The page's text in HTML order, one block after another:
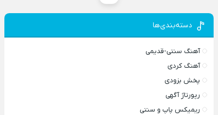
دسته‌بندی‌ها
آهنگ سنتی-قدیمی
آهنگ کردی
پخش بزودی
رپورتاژ آگهی
ریمیکس پاپ و سنتی